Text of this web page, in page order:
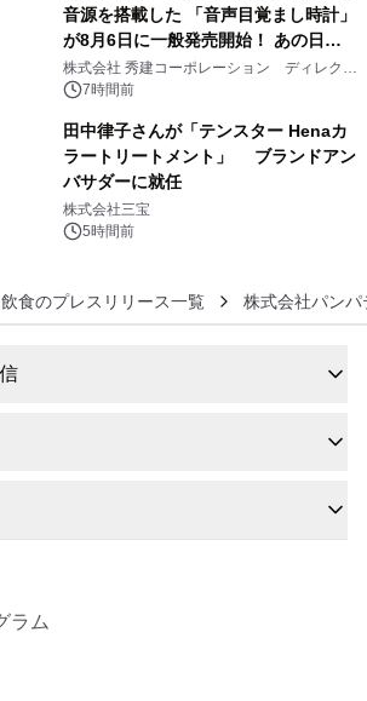
音源を搭載した 「音声目覚まし時計」
が8月6日に一般発売開始！ あの日の
大興奮が今甦る
株式会社 秀建コーポレーション ディレクト
アートギャラリー
7時間前
田中律子さんが「テンスター Henaカ
ラートリートメント」 ブランドアン
バサダーに就任
株式会社三宝
5時間前
食のプレスリリース一覧 株式会社パンパ
ラム